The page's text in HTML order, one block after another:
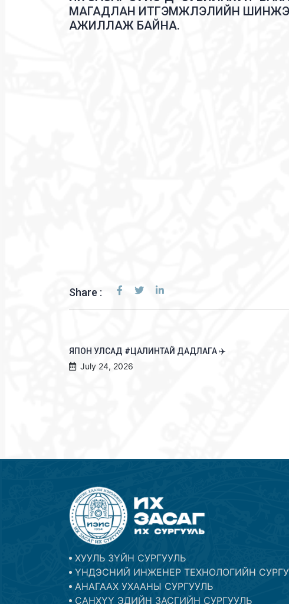
МАГАДЛАН ИТГЭМЖЛЭЛИЙН
АЖИЛЛАЖ БАЙНА.
Share :
ЯПОН УЛСАД #ЦАЛИНТАЙ ДАДЛАГА ✈️
July 24, 2026
ХУУЛЬ ЗҮЙН СУРГУУЛЬ
ҮНДЭСНИЙ ИНЖЕНЕР ТЕХНОЛОГИЙН
АНАГААХ УХААНЫ СУРГУУЛЬ
САНХҮҮ ЭДИЙН ЗАСГИЙН СУРГУУЛЬ